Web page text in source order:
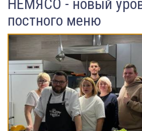
НЕМЯСО - новый
постного меню